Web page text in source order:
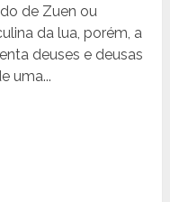
de Zuen ou
da lua, porém, a
deuses e deusas
uma...